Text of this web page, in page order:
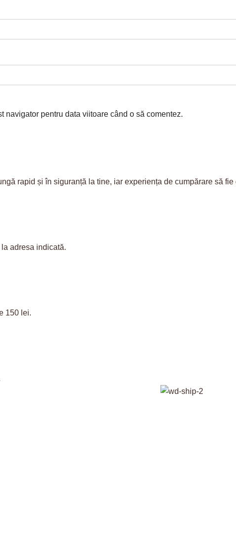
pentru data viitoare când o să comentez.
rapid și în siguranță la tine, iar experiența de cumpărare să
adresa indicată.
150 lei.